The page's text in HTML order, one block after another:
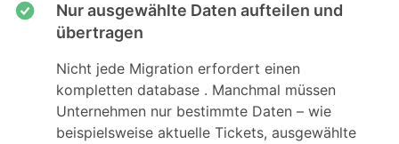
Nur ausgewählte Daten aufteilen und
übertragen
Nicht jede Migration erfordert einen
kompletten database . Manchmal müssen
Unternehmen nur bestimmte Daten – wie
beispielsweise aktuelle Tickets, ausgewählte